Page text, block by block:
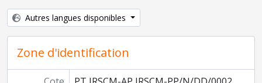
Autres langues disponibles
Zone d'identification